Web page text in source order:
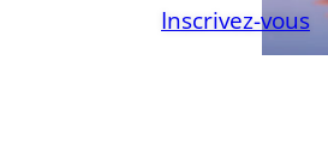
Inscrivez-vous